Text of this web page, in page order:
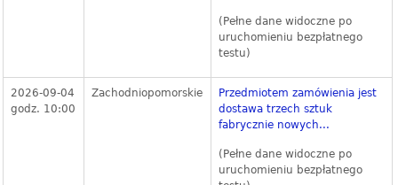
(Pełne dane widoczne po
uruchomieniu bezpłatnego
testu)
2026-09-04
godz. 10:00
Zachodniopomorskie
Przedmiotem zamówienia jest
dostawa trzech sztuk
fabrycznie nowych...
(Pełne dane widoczne po
uruchomieniu bezpłatnego